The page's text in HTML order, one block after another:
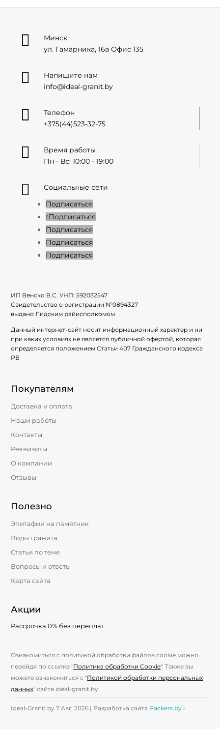

Минск
ул. Гамарника, 16а Офис 135

Напишите нам
info@ideal-granit.by

Телефон
+375(44)523-32-75

Время работы
Пн - Вс: 10:00 - 19:00

Социальные сети
Подписаться
Подписаться
Подписаться
Подписаться
Подписаться
ИП Венско В.С. УНП:592032547
Свидетельство о регистрации №0894327
выдано Лидским райисполкомом
Данный интернет-сайт носит информационный характер и ни
при каких условиях не является публичной офертой, которая
определяется положением Статьи 407 Гражданского кодекса
РБ
Покупателям
Доставка и оплата
Наши работы
Контакты
Реквизиты
О компании
Отзывы
Полезно
Эпитафии на памятник
Виды гранита
Статьи по теме
Вопросы и ответы
Карта сайта
Акции
Рассрочка 0% без переплат
Ознакомиться с политикой обработки файлов cookie можно
перейдя по ссылке "Политика обработки Cookie". Также вы
можете ознакомиться с "Политикой обработки персональных
данных" сайта ideal-granit.by
Ideal-Granit.by 7 Авг, 2026 | Разработка сайта Packers.by ›